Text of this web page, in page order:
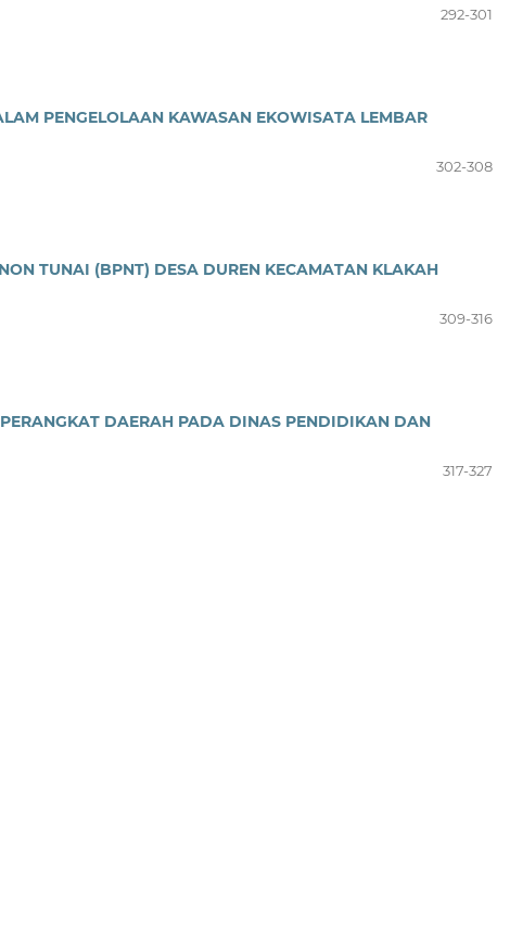
292-301
PENGELOLAAN KAWASAN EKOWISATA LEMBAR
302-308
TUNAI (BPNT) DESA DUREN KECAMATAN KLAKAH
309-316
DAERAH PADA DINAS PENDIDIKAN DAN
317-327